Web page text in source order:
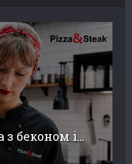
беконом і...